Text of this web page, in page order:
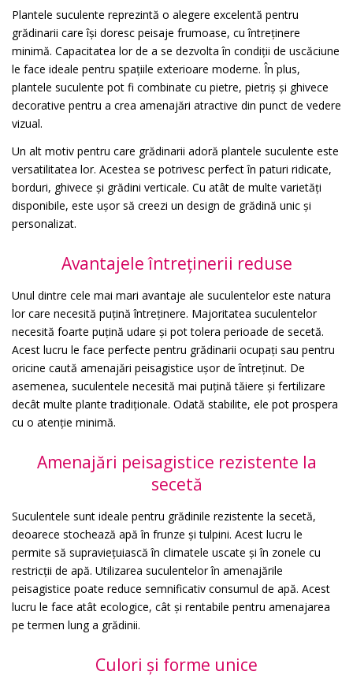
Plantele suculente reprezintă o alegere excelentă pentru
grădinarii care își doresc peisaje frumoase, cu întreținere
minimă. Capacitatea lor de a se dezvolta în condiții de uscăciune
le face ideale pentru spațiile exterioare moderne. În plus,
plantele suculente pot fi combinate cu pietre, pietriș și ghivece
decorative pentru a crea amenajări atractive din punct de vedere
vizual.
Un alt motiv pentru care grădinarii adoră plantele suculente este
versatilitatea lor. Acestea se potrivesc perfect în paturi ridicate,
borduri, ghivece și grădini verticale. Cu atât de multe varietăți
disponibile, este ușor să creezi un design de grădină unic și
personalizat.
Avantajele întreținerii reduse
Unul dintre cele mai mari avantaje ale suculentelor este natura
lor care necesită puțină întreținere. Majoritatea suculentelor
necesită foarte puțină udare și pot tolera perioade de secetă.
Acest lucru le face perfecte pentru grădinarii ocupați sau pentru
oricine caută amenajări peisagistice ușor de întreținut. De
asemenea, suculentele necesită mai puțină tăiere și fertilizare
decât multe plante tradiționale. Odată stabilite, ele pot prospera
cu o atenție minimă.
Amenajări peisagistice rezistente la
secetă
Suculentele sunt ideale pentru grădinile rezistente la secetă,
deoarece stochează apă în frunze și tulpini. Acest lucru le
permite să supraviețuiască în climatele uscate și în zonele cu
restricții de apă. Utilizarea suculentelor în amenajările
peisagistice poate reduce semnificativ consumul de apă. Acest
lucru le face atât ecologice, cât și rentabile pentru amenajarea
pe termen lung a grădinii.
Culori și forme unice